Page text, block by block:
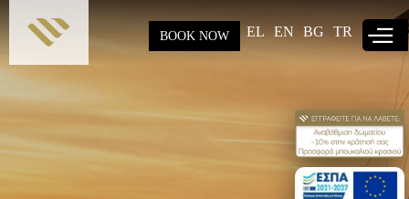
κυρίως
BOOK NOW EL EN BG TR